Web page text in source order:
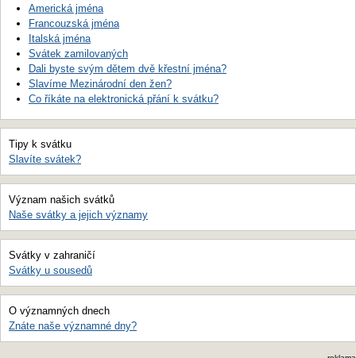
Americká jména
Francouzská jména
Italská jména
Svátek zamilovaných
Dali byste svým dětem dvě křestní jména?
Slavíme Mezinárodní den žen?
Co říkáte na elektronická přání k svátku?
Tipy k svátku
Slavíte svátek?
Význam našich svátků
Naše svátky a jejich významy
Svátky v zahraničí
Svátky u sousedů
O významných dnech
Znáte naše významné dny?